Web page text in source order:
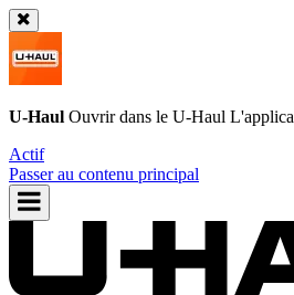
U-Haul Ouvrir dans le U-Haul
Actif
Passer au contenu principal